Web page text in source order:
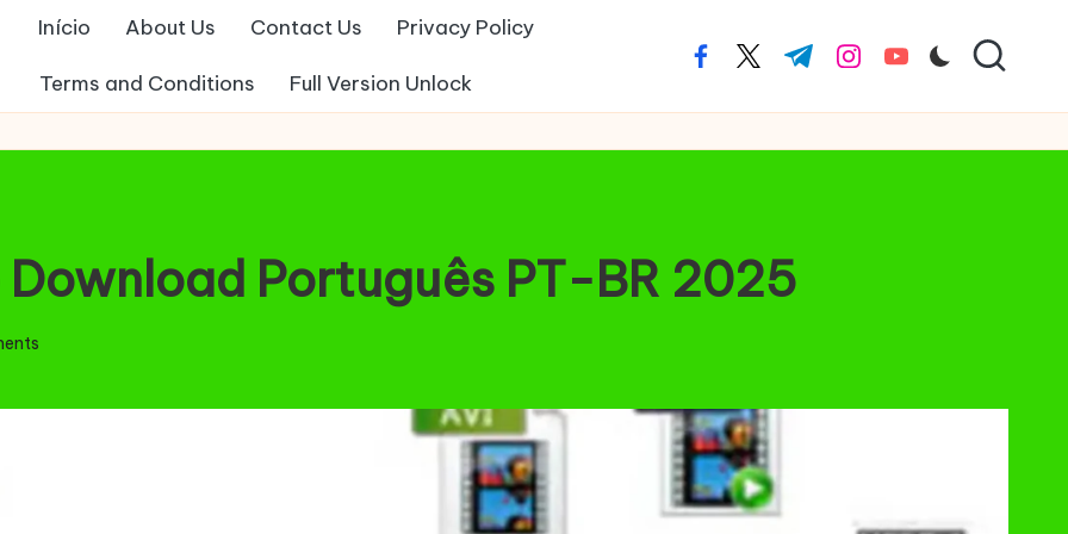
Início About Us Contact Us Privacy Policy
Terms and Conditions Full Version Unlock
facebook.com
twitter.com
t.me instagram.com
youtube.com
Português PT-BR 2025